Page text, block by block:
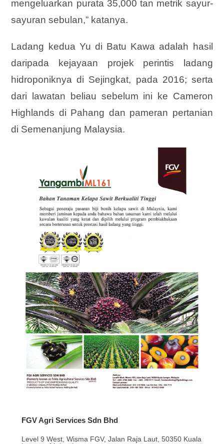
mengeluarkan purata 35,000 tan metrik sayur-
sayuran sebulan,” katanya.
Ladang kedua Yu di Batu Kawa adalah hasil
daripada kejayaan projek perintis ladang
hidroponiknya di Sejingkat, pada 2016; serta
dari lawatan beliau sebelum ini ke Cameron
Highlands di Pahang dan pameran pertanian
di Semenanjung Malaysia.
FGV Agri Services Sdn Bhd
Level 9 West, Wisma FGV, Jalan Raja Laut, 50350 Kuala